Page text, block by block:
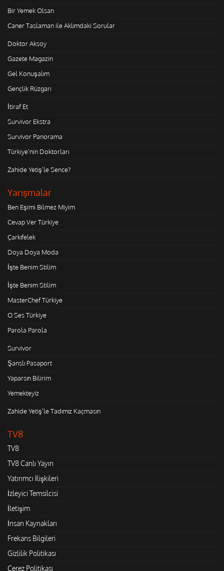
Bir Yemek Olsan
Caner Taslaman ile Aklımdaki Sorular
Doktor Aksoy
Gazete Magazin
Gel Konuşalım
Gençlik Rüzgarı
İtiraf Et
Survivor Ekstra
Survivor Panorama
Türkiye'nin Doktorları
Zahide Yetiş'le Sence?
Yarışmalar
Ben Eşimi Bilmez Miyim
Cevap Ver Türkiye
Çarkıfelek
Doya Doya Moda
İşte Benim Stilim
İşte Benim Stilim
MasterChef Türkiye
O Ses Türkiye
Parola Parola
Survivor
Şanslı Pasaport
Yaparsın Bilirim
Yemekteyiz
Zahide Yetiş'le Tadımız Kaçmasın
TV8
TV8
TV8 Canlı Yayın
Yatırımcı İlişkileri
İzleyici Temsilcisi
İletişim
İnsan Kaynakları
Frekans Bilgileri
Gizlilik Politikası
Çerez Politikası